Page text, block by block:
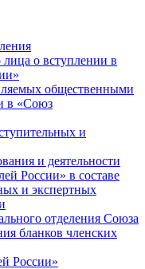
лица о вступлении в
общественными
в «Союз
и
и деятельности
России» в составе
и экспертных
отделения Союза
бланков членских
России»